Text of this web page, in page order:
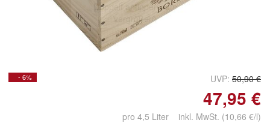
Doppelt antippen zum
vergrößern
- 6% UVP: 50,90 €
47,95 €
pro 4,5 Liter inkl. MwSt. (10,66 €/l)